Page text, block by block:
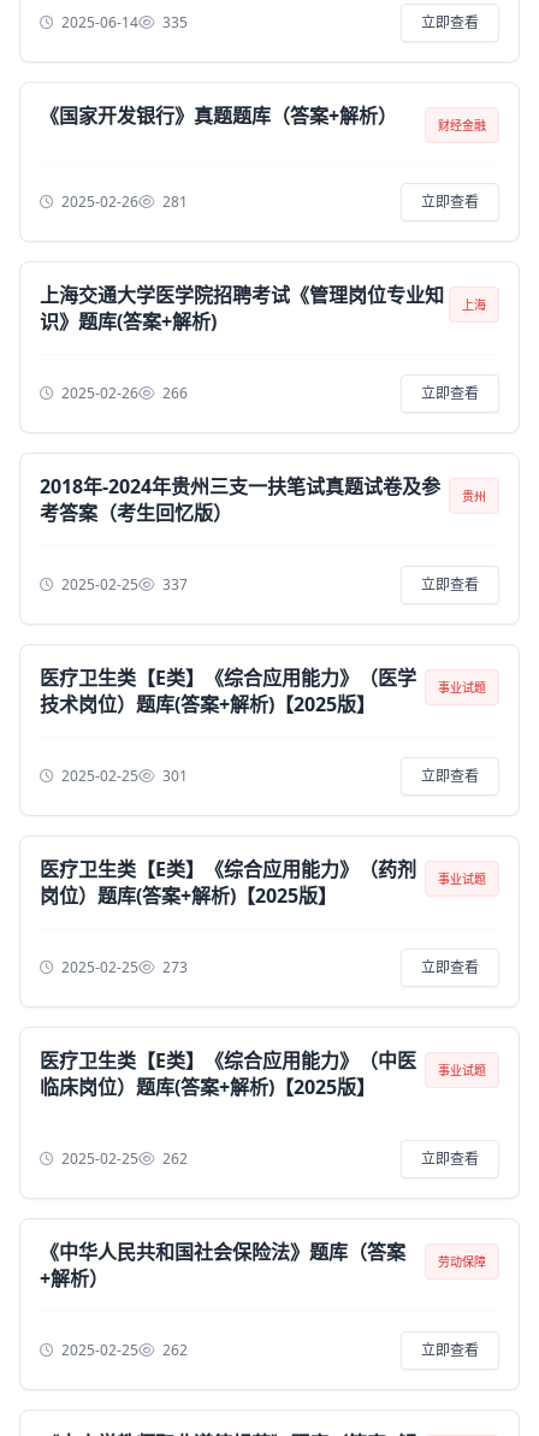
2025-06-14 335 立即查看
《国家开发银行》真题题库（答案+解析） 财经金融
2025-02-26 281 立即查看
上海交通大学医学院招聘考试《管理岗位专业知
识》题库(答案+解析)
上海
2025-02-26 266 立即查看
2018年-2024年贵州三支一扶笔试真题试卷及参
考答案（考生回忆版）
贵州
2025-02-25 337 立即查看
医疗卫生类【E类】《综合应用能力》（医学
技术岗位）题库(答案+解析)【2025版】
事业试题
2025-02-25 301 立即查看
医疗卫生类【E类】《综合应用能力》（药剂
岗位）题库(答案+解析)【2025版】
事业试题
2025-02-25 273 立即查看
医疗卫生类【E类】《综合应用能力》（中医
临床岗位）题库(答案+解析)【2025版】
事业试题
2025-02-25 262 立即查看
《中华人民共和国社会保险法》题库（答案
+解析）
劳动保障
2025-02-25 262 立即查看